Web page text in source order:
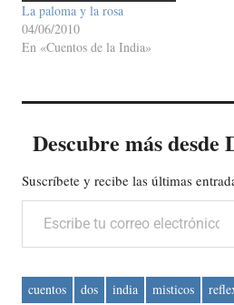
La paloma y la rosa
04/06/2010
En «Cuentos de la India»
Descubre más desde
Suscríbete y recibe las últimas
Escribe tu correo electrónico…
cuentos dos india misticos